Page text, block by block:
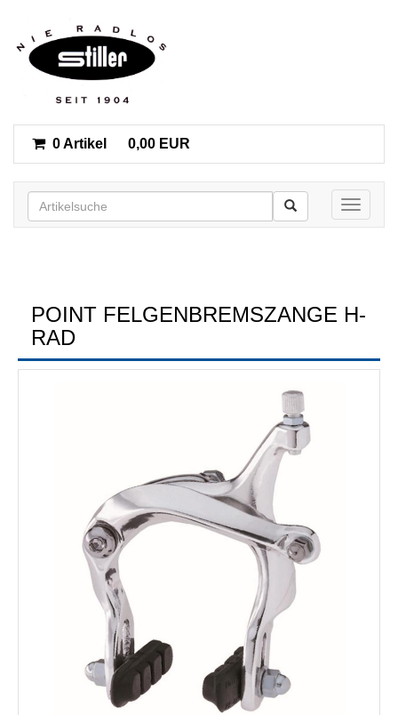
0 Artikel 0,00 EUR
Toggle
POINT FELGENBREMSZANGE H-
RAD